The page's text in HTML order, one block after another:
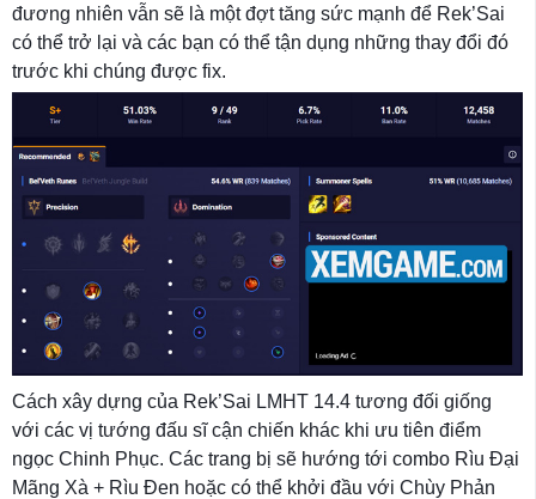
đương nhiên vẫn sẽ là một đợt tăng sức mạnh để Rek’Sai
có thể trở lại và các bạn có thể tận dụng những thay đổi đó
trước khi chúng được fix.
Cách xây dựng của Rek’Sai LMHT 14.4 tương đối giống
với các vị tướng đấu sĩ cận chiến khác khi ưu tiên điểm
ngọc Chinh Phục. Các trang bị sẽ hướng tới combo Rìu Đại
Mãng Xà + Rìu Đen hoặc có thể khởi đầu với Chùy Phản